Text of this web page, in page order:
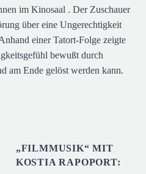
im Kinosaal . Der Zuschauer
über eine Ungerechtigkeit
einer Tatort-Folge zeigte
bewußt durch
am Ende gelöst werden kann.
„FILMMUSIK“ MIT
KOSTIA RAPOPORT: